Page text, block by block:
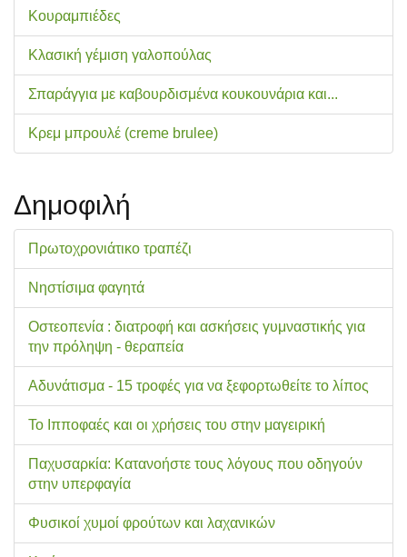
Κουραμπιέδες
Κλασική γέμιση γαλοπούλας
Σπαράγγια με καβουρδισμένα κουκουνάρια και...
Κρεμ μπρουλέ (creme brulee)
Δημοφιλή
Πρωτοχρονιάτικο τραπέζι
Νηστίσιμα φαγητά
Οστεοπενία : διατροφή και ασκήσεις γυμναστικής για
την πρόληψη - θεραπεία
Αδυνάτισμα - 15 τροφές για να ξεφορτωθείτε το λίπος
Το Ιπποφαές και οι χρήσεις του στην μαγειρική
Παχυσαρκία: Κατανοήστε τους λόγους που οδηγούν
στην υπερφαγία
Φυσικοί χυμοί φρούτων και λαχανικών